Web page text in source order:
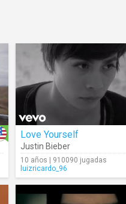
Love Yourself
Justin Bieber
10 años | 910090 jugadas
luizricardo_96